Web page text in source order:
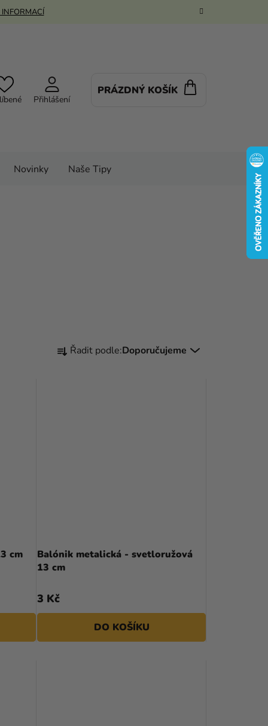
INFORMACÍ
Přihlášení
PRÁZDNÝ KOŠÍK
Novinky Naše Tipy
Ř
U
K
T
Ů
Řadit podle:Doporučujeme
cm
Balónik metalická - svetloružová
13 cm
3 Kč
DO KOŠÍKU